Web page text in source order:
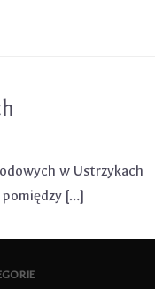
w Ustrzykach
[…]